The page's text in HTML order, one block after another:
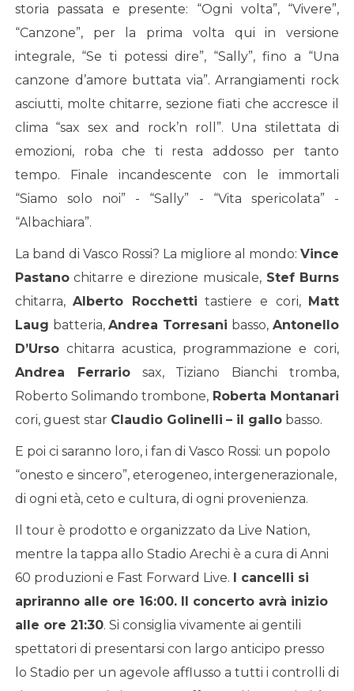
storia passata e presente: “Ogni volta”, “Vivere”,
“Canzone”, per la prima volta qui in versione
integrale, “Se ti potessi dire”, “Sally”, fino a “Una
canzone d’amore buttata via”. Arrangiamenti rock
asciutti, molte chitarre, sezione fiati che accresce il
clima “sax sex and rock’n roll”. Una stilettata di
emozioni, roba che ti resta addosso per tanto
tempo. Finale incandescente con le immortali
“Siamo solo noi” - “Sally” - “Vita spericolata” -
“Albachiara”.
La band di Vasco Rossi? La migliore al mondo:Vince
Pastanochitarre e direzione musicale, Stef Burns
chitarra,Alberto Rocchetti tastiere e cori, Matt
Laug batteria,Andrea Torresani basso,Antonello
D’Ursochitarra acustica, programmazione e cori,
Andrea Ferrariosax, Tiziano Bianchi tromba,
Roberto Solimando trombone, Roberta Montanari
cori, guest star Claudio Golinelli – il gallobasso.
E poi ci saranno loro, i fan di Vasco Rossi: un popolo
“onesto e sincero”, eterogeneo, intergenerazionale,
di ogni età, ceto e cultura, di ogni provenienza.
Il tour è prodotto e organizzato da Live Nation,
mentre la tappa allo Stadio Arechi è a cura di Anni
60 produzioni e Fast Forward Live. I cancelli si
apriranno alle ore 16:00. Il concerto avrà inizio
alle ore 21:30. Si consiglia vivamente ai gentili
spettatori di presentarsi con largo anticipo presso
lo Stadio per un agevole afflusso a tutti i controlli di